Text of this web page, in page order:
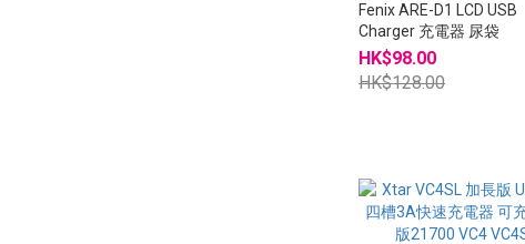
Fenix ARE-D1 LCD USB
Charger 充電器 尿袋
HK$98.00
HK$128.00